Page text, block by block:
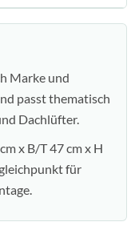
Marke und
passt thematisch
Dachlüfter.
x B/T 47 cm x H
für